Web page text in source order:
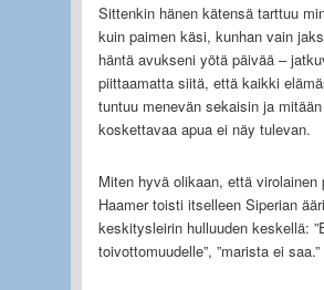
Sittenkin hänen kätensä tarttuu
kuin paimen käsi, kunhan vain
häntä avukseni yötä päivää –
piittaamatta siitä, että kaikki
tuntuu menevän sekaisin ja
koskettavaa apua ei näy tulevan.
Miten hyvä olikaan, että virolainen
Haamer toisti itselleen Siperian
keskitysleirin hulluuden keskellä:
toivottomuudelle”, ”marista ei